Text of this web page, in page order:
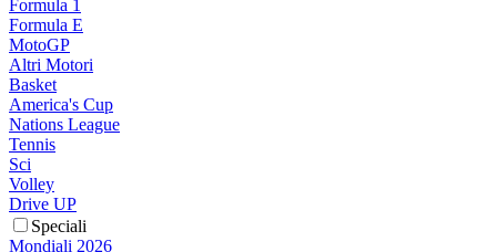
Formula 1
Formula E
MotoGP
Altri Motori
Basket
America's Cup
Nations League
Tennis
Sci
Volley
Drive UP
Speciali
Mondiali 2026